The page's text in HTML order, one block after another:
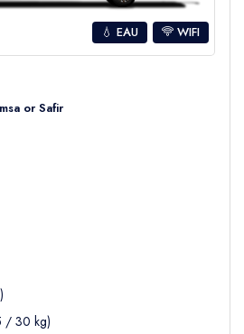
💧 EAU WIFI
or Safir
/ 30 kg)